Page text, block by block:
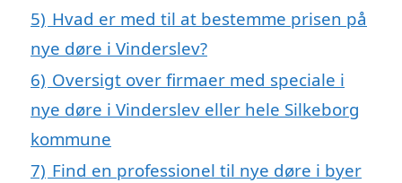
5) Hvad er med til at bestemme prisen på
nye døre i Vinderslev?
6) Oversigt over firmaer med speciale i
nye døre i Vinderslev eller hele Silkeborg
kommune
7) Find en professionel til nye døre i byer